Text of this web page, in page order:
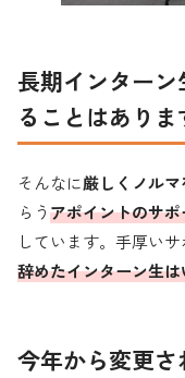
長期インター
ることはありま
そんなに厳しくノル
らうアポイントのサ
しています。手厚いサ
辞めたインターン生
今年から変更